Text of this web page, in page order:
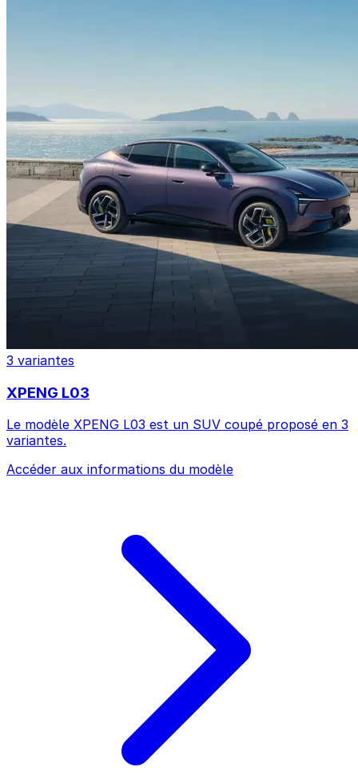
3 variantes
XPENG L03
Le modèle XPENG L03 est un SUV coupé proposé en 3
variantes.
Accéder aux informations du modèle